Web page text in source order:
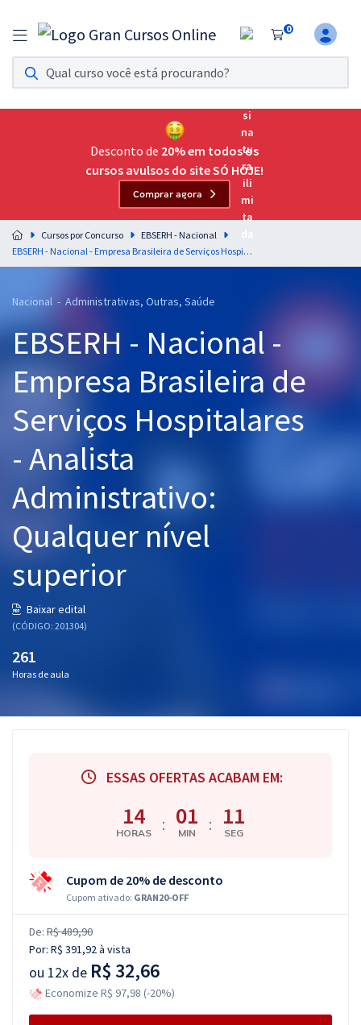
0
Assinatura Ilimitada 11
Acesso a todos os cursos. Teste grátis por 7 dias!
Assinatura OAB Até Passar
Acesso ilimitado a toda preparação para o Exame da
Residências Multiprofissionais
Preparação completa e intensiva para as principais
residências em saúde do Brasil
Cursos 20% OFF
Pós
Graduação
OAB
Mentorias
Questões grátis
Aprovados
Desconto de 20% em todos os
cursos avulsos do site SÓ HOJE!
Comprar agora
Cursos por Concurso
EBSERH - Nacional
EBSERH - Nacional - Empresa Brasileira de Serviços Hospitalares - Analista Administrativo: Qualquer nível superior
Nacional - Administrativas, Outras, Saúde
EBSERH - Nacional -
Empresa Brasileira de
Serviços Hospitalares
- Analista
Administrativo:
Qualquer nível
superior
Baixar edital
(CÓDIGO: 201304)
261
Horas de aula
ESSAS OFERTAS ACABAM EM:
14
HORAS : 01
MIN : 10
SEG
Cupom de 20% de desconto
Cupom ativado: GRAN20-OFF
De: R$ 489,90
Por: R$ 391,92à vista
ou 12x de R$ 32,66
Economize R$ 97,98 (-20%)